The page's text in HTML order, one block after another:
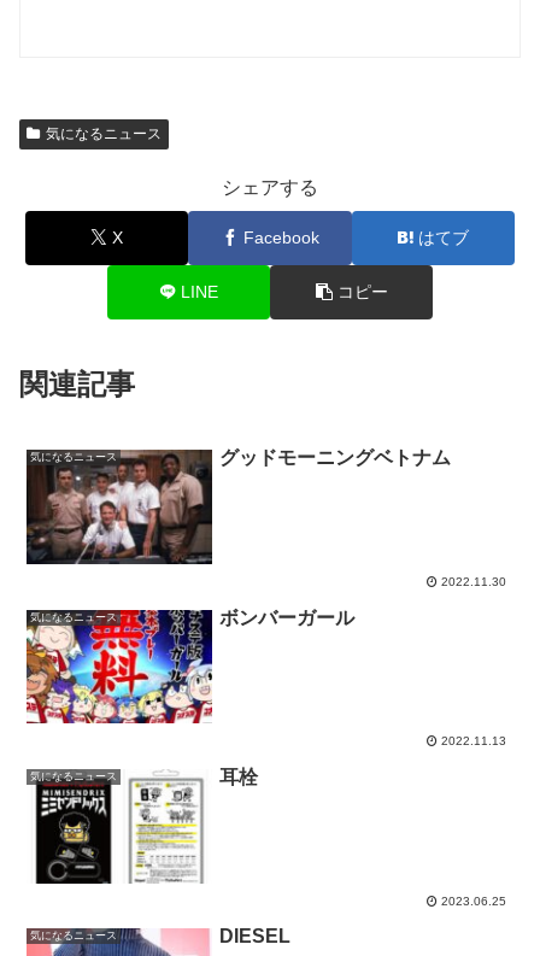
気になるニュース
シェアする
X Facebook はてブ
LINE コピー
関連記事
気になるニュース グッドモーニングベトナム
2022.11.30
気になるニュース ボンバーガール
2022.11.13
気になるニュース 耳栓
2023.06.25
気になるニュース DIESEL